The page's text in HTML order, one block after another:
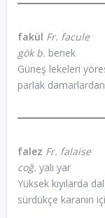
fakül Fr. facule
gök b. benek
Güneş lekeleri
parlak
falez Fr. falaise
coğ. yalı yar
Yüksek kıyılarda
sürdükçe karanın